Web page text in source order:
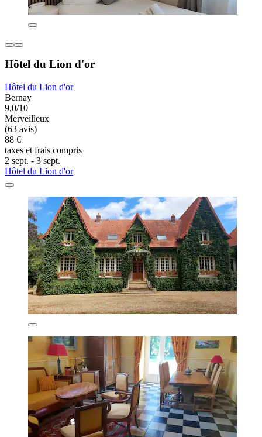
Hôtel du Lion d'or
Hôtel du Lion d'or
Bernay
9,0/10
Merveilleux
(63 avis)
88 €
taxes et frais compris
2 sept. - 3 sept.
Hôtel du Lion d'or